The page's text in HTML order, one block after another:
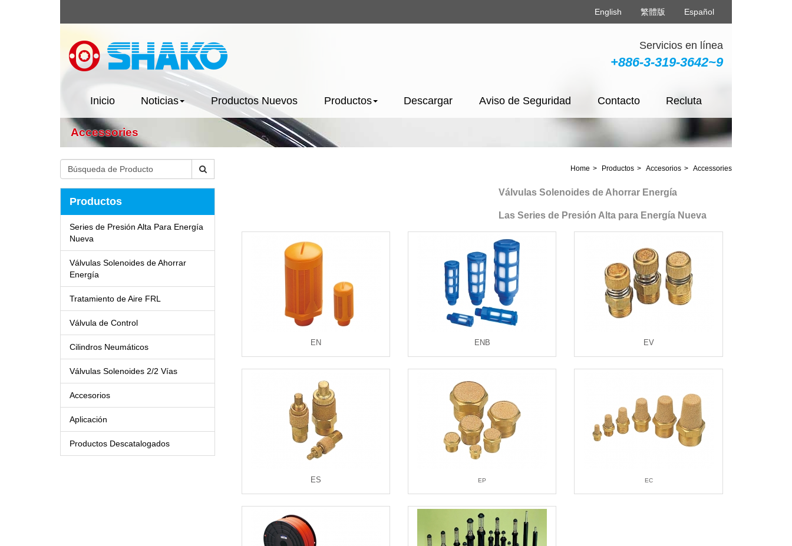
English 繁體版 Español
Servicios en línea
+886-3-319-3642~9
Inicio Noticias Productos Nuevos Productos Descargar Aviso de Seguridad Contacto Recluta
Productos
Series de Presión Alta Para Energía
Nueva
Válvulas Solenoides de Ahorrar
Energía
Tratamiento de Aire FRL
Válvula de Control
Cilindros Neumáticos
Válvulas Solenoides 2/2 Vías
Accesorios
Aplicación
Productos Descatalogados
Accessories
Home Productos Accesorios Accessories
Válvulas Solenoides de Ahorrar Energía
Las Series de Presión Alta para Energía Nueva
EN ENB EV
ES EP EC